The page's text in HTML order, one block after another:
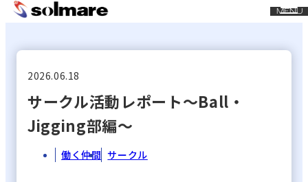
コ
ン
MENU
2026.06.18
サークル活動レポート～Ball・
Jigging部編～
働く仲間 サークル